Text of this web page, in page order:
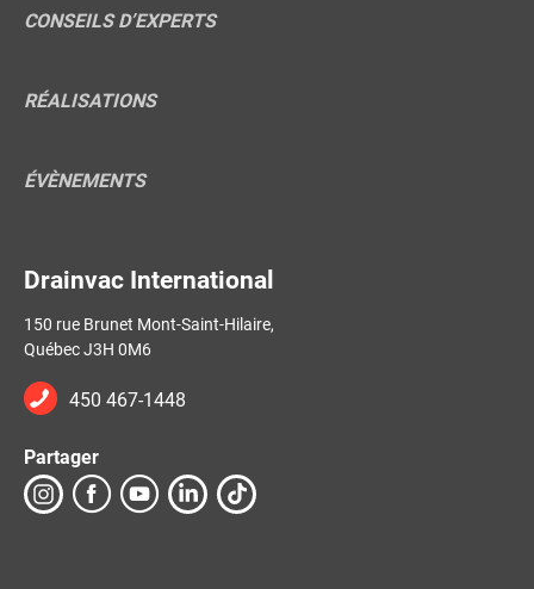
CONSEILS D’EXPERTS
RÉALISATIONS
ÉVÈNEMENTS
Drainvac International
150 rue Brunet Mont-Saint-Hilaire,
Québec J3H 0M6
450 467-1448
Partager